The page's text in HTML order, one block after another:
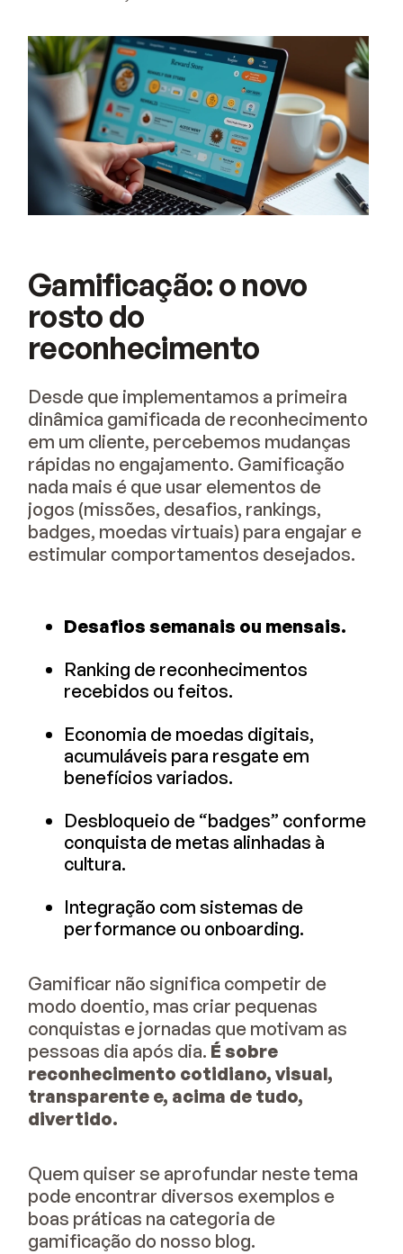
Gamificação: o novo
rosto do
reconhecimento
Desde que implementamos a primeira
dinâmica gamificada de reconhecimento
em um cliente, percebemos mudanças
rápidas no engajamento. Gamificação
nada mais é que usar elementos de
jogos (missões, desafios, rankings,
badges, moedas virtuais) para engajar e
estimular comportamentos desejados.
Desafios semanais ou mensais.
Ranking de reconhecimentos
recebidos ou feitos.
Economia de moedas digitais,
acumuláveis para resgate em
benefícios variados.
Desbloqueio de “badges” conforme
conquista de metas alinhadas à
cultura.
Integração com sistemas de
performance ou onboarding.
Gamificar não significa competir de
modo doentio, mas criar pequenas
conquistas e jornadas que motivam as
pessoas dia após dia. É sobre
reconhecimento cotidiano, visual,
transparente e, acima de tudo,
divertido.
Quem quiser se aprofundar neste tema
pode encontrar diversos exemplos e
boas práticas na categoria de
gamificação do nosso blog.